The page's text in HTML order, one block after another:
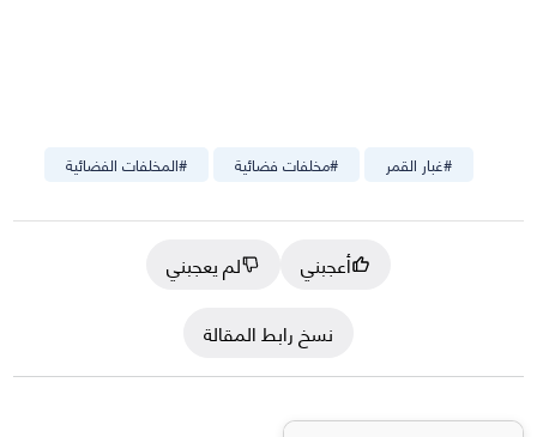
#المخلفات الفضائية #مخلفات فضائية #غبار القمر
أعجبني
لم يعجبني
نسخ رابط المقالة